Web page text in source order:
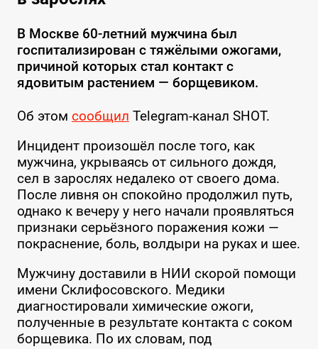
В Москве 60-летний мужчина был
госпитализирован с тяжёлыми ожогами,
причиной которых стал контакт с
ядовитым растением — борщевиком.
Об этом сообщил Telegram-канал SHOT.
Инцидент произошёл после того, как
мужчина, укрываясь от сильного дождя,
сел в зарослях недалеко от своего дома.
После ливня он спокойно продолжил путь,
однако к вечеру у него начали проявляться
признаки серьёзного поражения кожи —
покраснение, боль, волдыри на руках и шее.
Мужчину доставили в НИИ скорой помощи
имени Склифосовского. Медики
диагностировали химические ожоги,
полученные в результате контакта с соком
борщевика. По их словам, под